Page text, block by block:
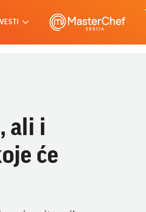
VESTI
ali i
će